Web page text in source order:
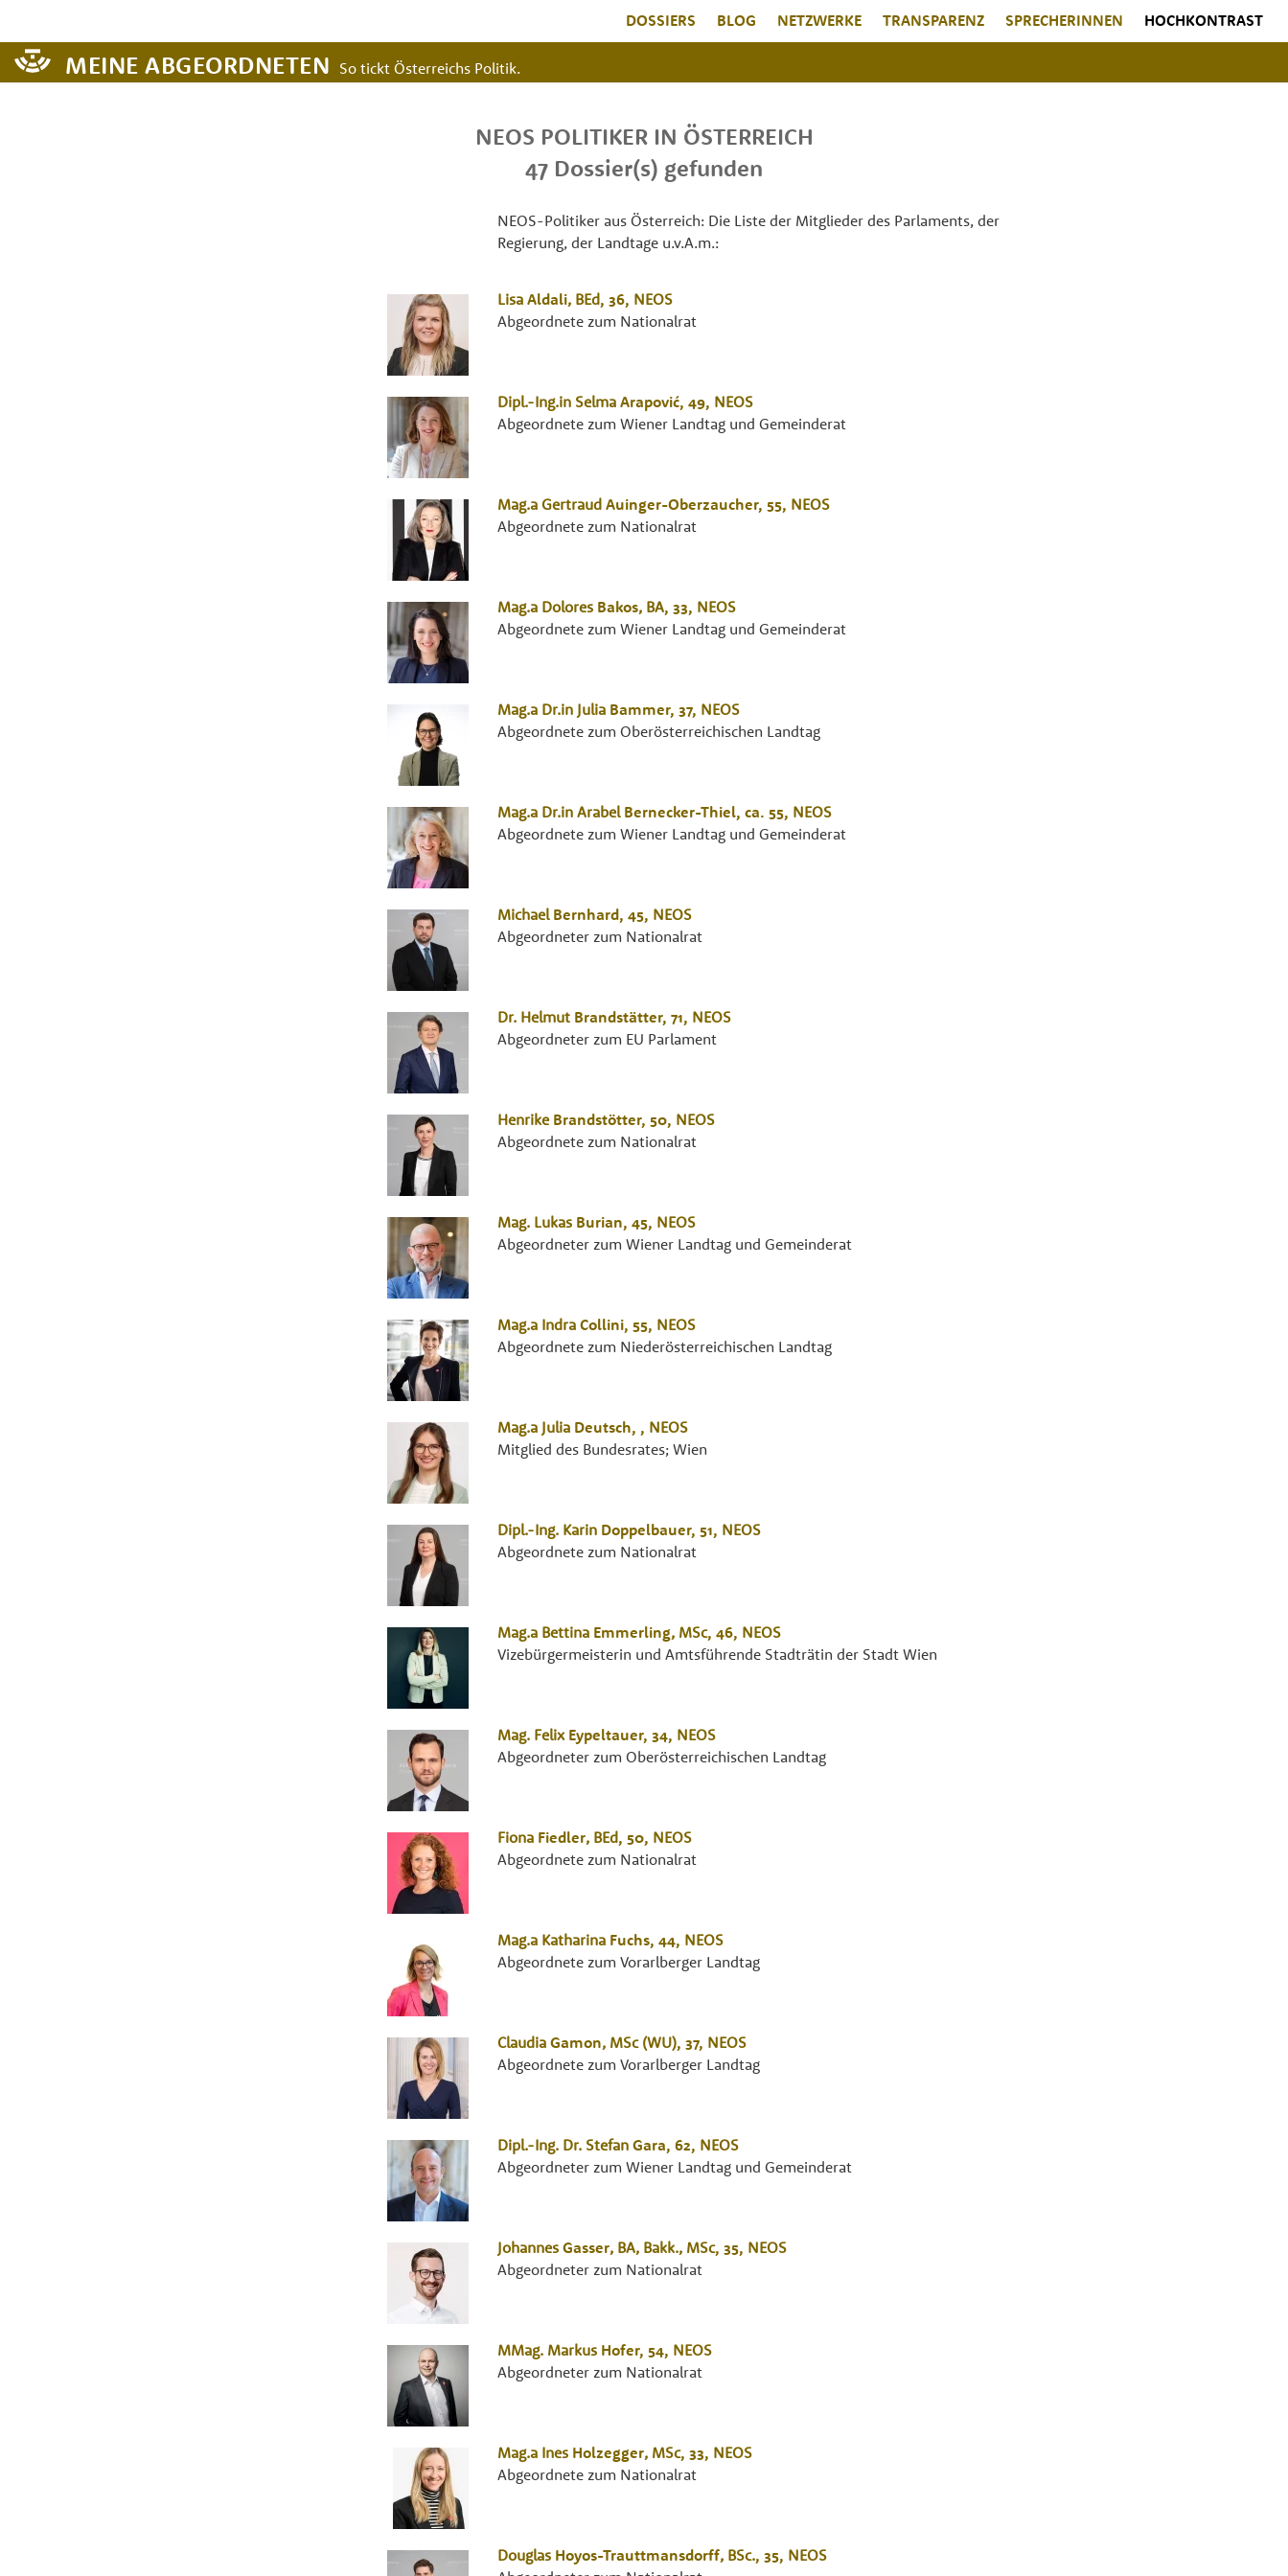
DOSSIERS BLOG NETZWERKE TRANSPARENZ SPRECHERINNEN HOCHKONTRAST
MEINE ABGEORDNETEN So tickt Österreichs Politik.
NEOS POLITIKER IN ÖSTERREICH
47 Dossier(s) gefunden
NEOS-Politiker aus Österreich: Die Liste der Mitglieder des Parlaments, der
Regierung, der Landtage u.v.A.m.:
Lisa Aldali, BEd, 36, NEOS
Abgeordnete zum Nationalrat
Dipl.-Ing.in Selma Arapović, 49, NEOS
Abgeordnete zum Wiener Landtag und Gemeinderat
Mag.a Gertraud Auinger-Oberzaucher, 55, NEOS
Abgeordnete zum Nationalrat
Mag.a Dolores Bakos, BA, 33, NEOS
Abgeordnete zum Wiener Landtag und Gemeinderat
Mag.a Dr.in Julia Bammer, 37, NEOS
Abgeordnete zum Oberösterreichischen Landtag
Mag.a Dr.in Arabel Bernecker-Thiel, ca. 55, NEOS
Abgeordnete zum Wiener Landtag und Gemeinderat
Michael Bernhard, 45, NEOS
Abgeordneter zum Nationalrat
Dr. Helmut Brandstätter, 71, NEOS
Abgeordneter zum EU Parlament
Henrike Brandstötter, 50, NEOS
Abgeordnete zum Nationalrat
Mag. Lukas Burian, 45, NEOS
Abgeordneter zum Wiener Landtag und Gemeinderat
Mag.a Indra Collini, 55, NEOS
Abgeordnete zum Niederösterreichischen Landtag
Mag.a Julia Deutsch, , NEOS
Mitglied des Bundesrates; Wien
Dipl.-Ing. Karin Doppelbauer, 51, NEOS
Abgeordnete zum Nationalrat
Mag.a Bettina Emmerling, MSc, 46, NEOS
Vizebürgermeisterin und Amtsführende Stadträtin der Stadt Wien
Mag. Felix Eypeltauer, 34, NEOS
Abgeordneter zum Oberösterreichischen Landtag
Fiona Fiedler, BEd, 50, NEOS
Abgeordnete zum Nationalrat
Mag.a Katharina Fuchs, 44, NEOS
Abgeordnete zum Vorarlberger Landtag
Claudia Gamon, MSc (WU), 37, NEOS
Abgeordnete zum Vorarlberger Landtag
Dipl.-Ing. Dr. Stefan Gara, 62, NEOS
Abgeordneter zum Wiener Landtag und Gemeinderat
Johannes Gasser, BA, Bakk., MSc, 35, NEOS
Abgeordneter zum Nationalrat
MMag. Markus Hofer, 54, NEOS
Abgeordneter zum Nationalrat
Mag.a Ines Holzegger, MSc, 33, NEOS
Abgeordnete zum Nationalrat
Douglas Hoyos-Trauttmansdorff, BSc., 35, NEOS